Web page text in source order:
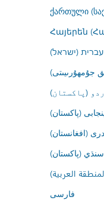
ქართული
Հայերեն
עברית (ישראל)
جۇمھۇرىيىتى)
(پاکستان)
(پاکستان)
درى (افغانستان)
سنڌي (پاکستان)
العربية)
فارسى